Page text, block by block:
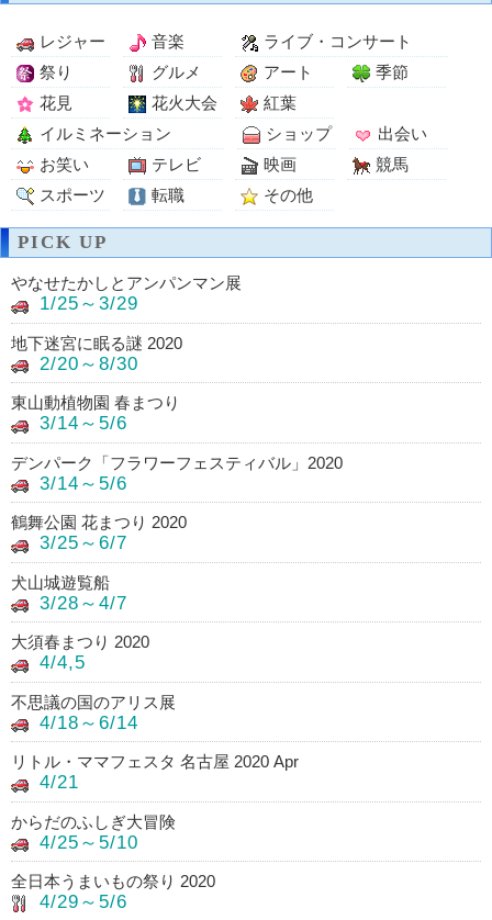
レジャー 音楽
ライブ・コンサート
祭り
グルメ アート
季節
花見
花火大会
紅葉
イルミネーション
ショップ
出会い
お笑い
テレビ 映画
競馬
スポーツ
転職 その他
PICK UP
やなせたかしとアンパンマン展
1/25～3/29
地下迷宮に眠る謎 2020
2/20～8/30
東山動植物園 春まつり
3/14～5/6
デンパーク「フラワーフェスティバル」2020
3/14～5/6
鶴舞公園 花まつり 2020
3/25～6/7
犬山城遊覧船
3/28～4/7
大須春まつり 2020
4/4,5
不思議の国のアリス展
4/18～6/14
リトル・ママフェスタ 名古屋 2020 Apr
4/21
からだのふしぎ大冒険
4/25～5/10
全日本うまいもの祭り 2020
4/29～5/6